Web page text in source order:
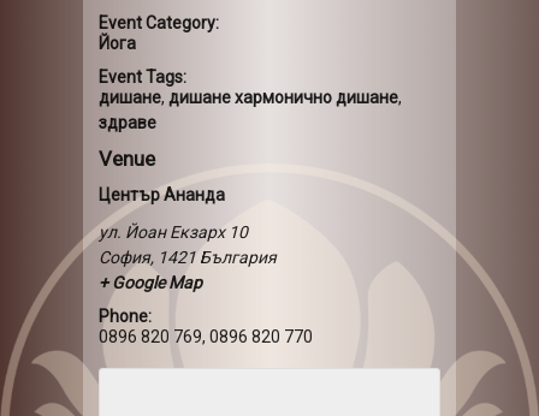
Event Category:
Йога
Event Tags:
дишане, дишане хармонично дишане,
здраве
Venue
Център Ананда
ул. Йоан Екзарх 10
София, 1421 България
+ Google Map
Phone:
0896 820 769, 0896 820 770